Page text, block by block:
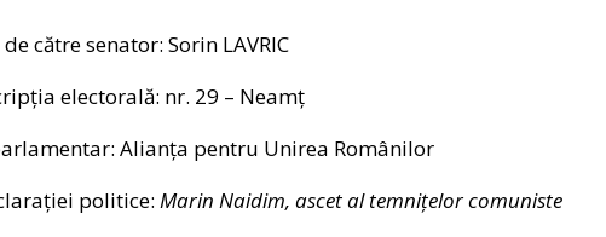
către senator: Sorin LAVRIC
electorală: nr. 29 – Neamț
Alianța pentru Unirea Românilor
politice: Marin Naidim, ascet al temnițelor comuniste